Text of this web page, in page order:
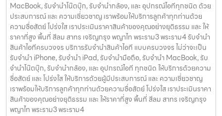
MacBook, รับจำนำโน๊ตบุ๊ก, รับจำนำกล้อง, และ อุปกรณ์ไอทีทุกชนิด ด้วย
ประสบการณ์ และ ความเชี่ยวชาญ เราพร้อมให้บริการลูกค้าทุกท่านด้วย
ความซื่อสัตย์ โปร่งใส เราประเมินราคาสินค้าของคุณอย่างยุติธรรม และ ให้
ราคาที่สูง พื้นที่ สีลม สาทร เจริญกรุง พญาไท พระราม3 พระราม4 รับจำนำ
สินค้าไอทีครบวงจร บริการรับจำนำสินค้าไอที แบบครบวงจร ไม่ว่าจะเป็น
รับจำนำ iPhone, รับจำนำ iPad, รับจำนำมือถือ, รับจำนำ MacBook, รับ
จำนำโน๊ตบุ๊ก, รับจำนำกล้อง, และ อุปกรณ์ไอที ทุกชนิด ให้บริการด้วยความ
ซื่อสัตย์ และ โปร่งใส ให้บริการด้วยผู้มีประสบการณ์ และ ความเชี่ยวชาญ
เราพร้อมให้บริการลูกค้าทุกท่านด้วยความซื่อสัตย์ โปร่งใส เราประเมินราคา
สินค้าของคุณอย่างยุติธรรม และ ให้ราคาที่สูง พื้นที่ สีลม สาทร เจริญกรุง
พญาไท พระราม3 พระราม4